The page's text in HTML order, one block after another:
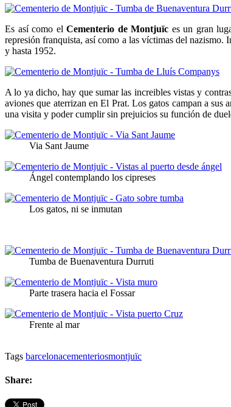
Es así como el Cementerio de Montjuïc es un gran
represión franquista, así como a las víctimas del nazismo.
y hasta 1952.
A lo ya dicho, hay que sumar las increibles vistas y
aviones que aterrizan en El Prat. Los gatos campan a
una visita y poder cumplir sin prejuicios su función de
Via Sant Jaume
Ángel contemplando los cipreses
Los gatos, ni se inmutan
Tumba de Buenaventura Durruti
Parte trasera hacia el Fossar
Frente al mar
Tags barcelonacementeriosmontjuïc
Share: